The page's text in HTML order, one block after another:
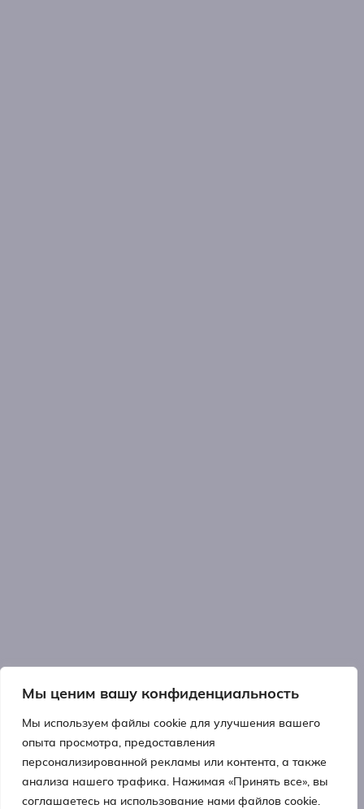
Мы ценим вашу конфиденциальность
Мы используем файлы cookie для улучшения вашего
опыта просмотра, предоставления
персонализированной рекламы или контента, а также
анализа нашего трафика. Нажимая «Принять все», вы
соглашаетесь на использование нами файлов cookie.